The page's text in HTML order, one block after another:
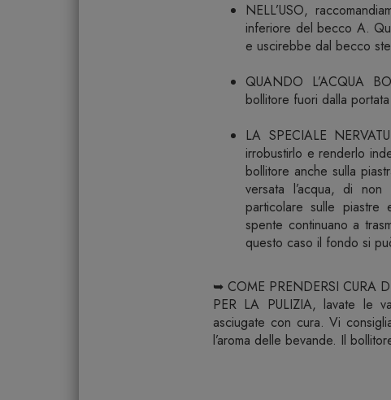
NELL’USO,
inferiore del becco A.
e uscirebbe dal becco
QUANDO L’ACQUA
bollitore fuori dalla
LA SPECIALE
irrobustirlo e renderlo
bollitore anche sulla
versata l’acqua, di
particolare sulle piastre
spente continuano a
questo caso il fondo si
➥ COME PRENDERSI CURA
PER LA PULIZIA, lavate le
asciugate con cura. Vi
l’aroma delle bevande. Il